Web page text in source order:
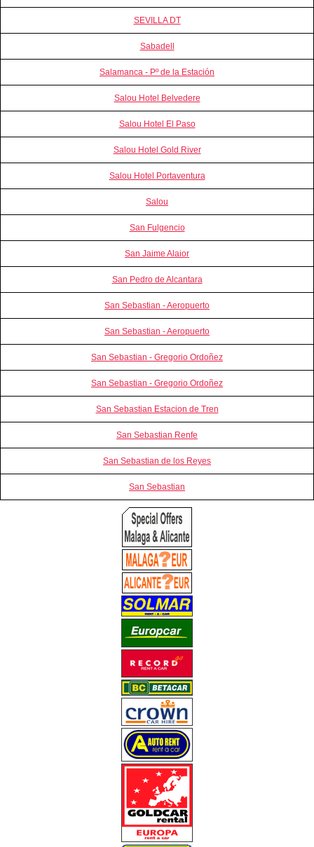
SEVILLA DT
Sabadell
Salamanca - Pº de la Estación
Salou Hotel Belvedere
Salou Hotel El Paso
Salou Hotel Gold River
Salou Hotel Portaventura
Salou
San Fulgencio
San Jaime Alaior
San Pedro de Alcantara
San Sebastian - Aeropuerto
San Sebastian - Aeropuerto
San Sebastian - Gregorio Ordoñez
San Sebastian - Gregorio Ordoñez
San Sebastian Estacion de Tren
San Sebastian Renfe
San Sebastian de los Reyes
San Sebastian